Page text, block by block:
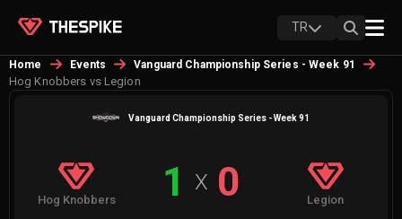
TR
Home Events Vanguard Championship Series - Week 91
Hog Knobbers vs Legion
Vanguard Championship Series - Week 91
Hog Knobbers 1 X 0 Legion